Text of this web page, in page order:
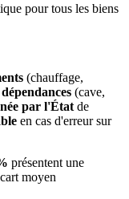
pour tous les biens
(chauffage,
dépendances (cave,
par l'État de
en cas d'erreur sur
présentent une
moyen